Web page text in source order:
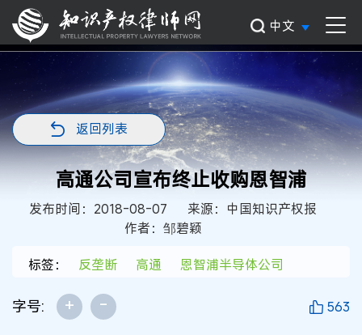
中文
返回列表
高通公司宣布终止收购恩智浦
发布时间：2018-08-07
来源：中国知识产权报
作者：邹碧颖
标签： 反垄断 高通 恩智浦半导体公司
字号: + - 563